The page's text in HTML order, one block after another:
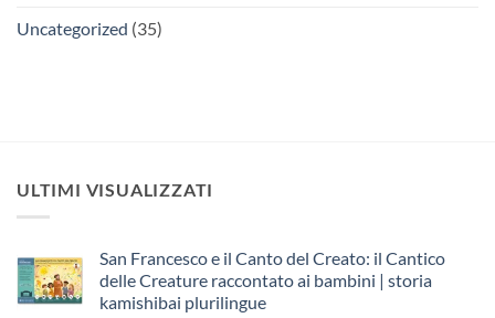
Uncategorized (35)
ULTIMI VISUALIZZATI
San Francesco e il Canto del Creato: il Cantico
delle Creature raccontato ai bambini | storia
kamishibai plurilingue